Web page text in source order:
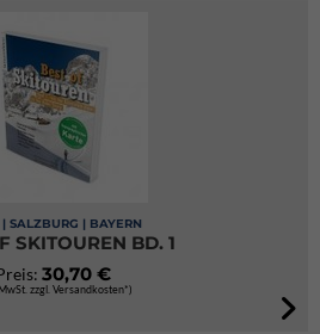
| SALZBURG | BAYERN
SKITOUREN BD. 1
30,70 €
zzgl. Versandkosten*)